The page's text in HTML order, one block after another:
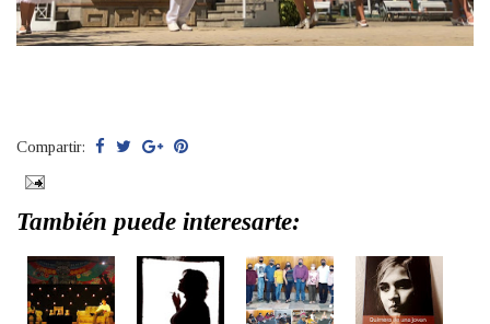
Compartir:
También puede interesarte: